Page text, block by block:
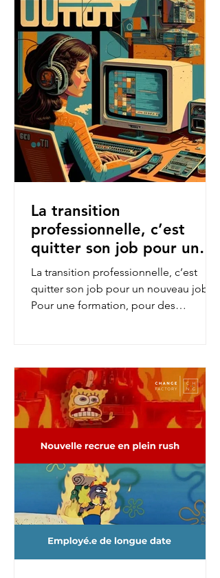
La transition
professionnelle, c’est
quitter son job pour un
nouveau job.
La transition professionnelle, c’est
quitter son job pour un nouveau job.
Pour une formation, pour des